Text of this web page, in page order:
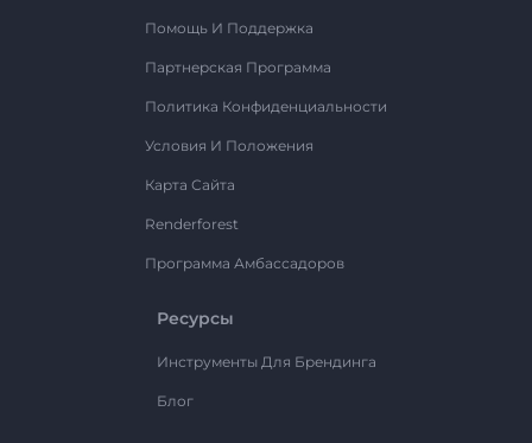
Помощь И Поддержка
Партнерская Программа
Политика Конфиденциальности
Условия И Положения
Карта Сайта
Renderforest
Программа Амбассадоров
Ресурсы
Инструменты Для Брендинга
Блог